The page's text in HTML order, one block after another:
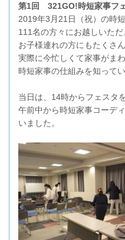
第1回 321GO!時短家事フ
2019年3月21日（祝）の時
111名の方々にお越しいただ
お子様連れの方にもたくさ
実際に今忙しくて家事がま
時短家事の仕組みを知って
当日は、14時からフェスタ
午前中から時短家事コーデ
いました。